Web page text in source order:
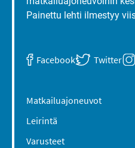
Painettu lehti ilmestyy
Facebook Twitter
Matkailuajoneuvot
Leirintä
Varusteet